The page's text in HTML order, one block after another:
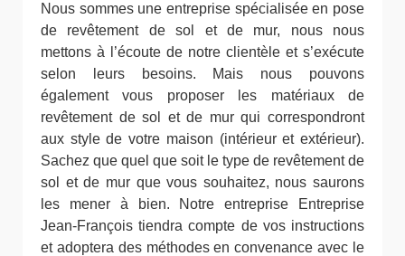
Nous sommes une entreprise spécialisée en pose
de revêtement de sol et de mur, nous nous
mettons à l’écoute de notre clientèle et s’exécute
selon leurs besoins. Mais nous pouvons
également vous proposer les matériaux de
revêtement de sol et de mur qui correspondront
aux style de votre maison (intérieur et extérieur).
Sachez que quel que soit le type de revêtement de
sol et de mur que vous souhaitez, nous saurons
les mener à bien. Notre entreprise Entreprise
Jean-François tiendra compte de vos instructions
et adoptera des méthodes en convenance avec le